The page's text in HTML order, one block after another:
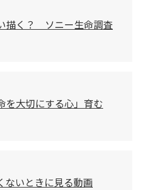
描く？ ソニー生命調査
大切にする心」育む
いときに見る動画